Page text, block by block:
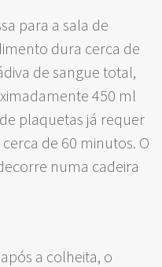
para a sala de
dura cerca de
de sangue total,
450 ml
plaquetas já requer
de 60 minutos. O
numa cadeira
após a colheita, o